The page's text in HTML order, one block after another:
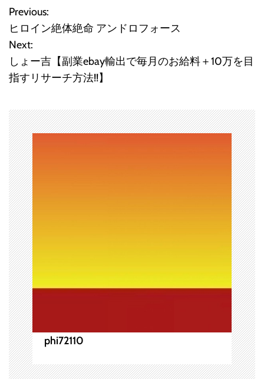
投
稿
ナ
ゲ
ー
シ
ョ
ン
Previous:
ヒロイン絶体絶命 アンドロフォース
Next:
しょー吉【副業ebay輸出で毎月のお給料＋10万を目
指すリサーチ方法!!】
phi72110